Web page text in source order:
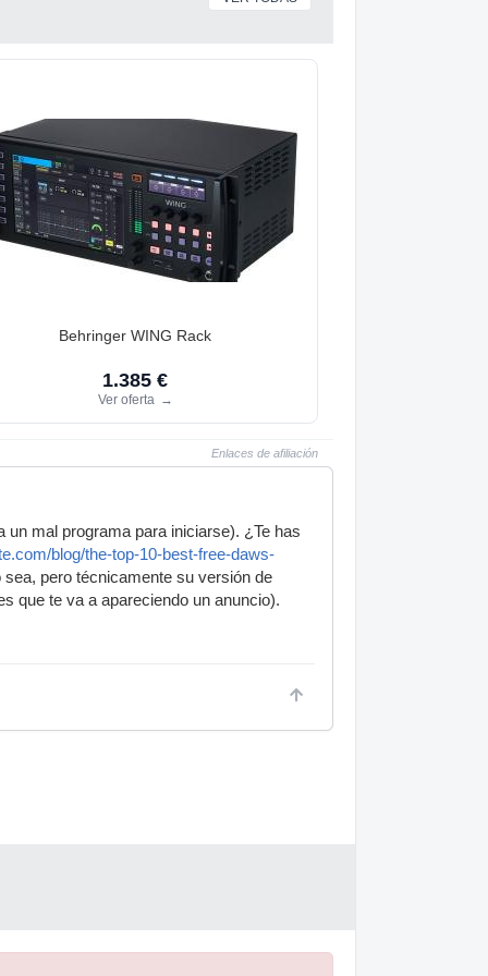
Behringer WING Rack
1.385 €
Ver oferta →
Enlaces de afiliación
un mal programa para iniciarse). ¿Te has
blog/the-top-10-best-free-daws-
pero técnicamente su versión de
que te va a apareciendo un anuncio).